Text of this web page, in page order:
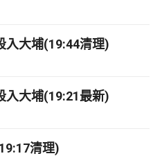
入大埔(19:44清理)
入大埔(19:21最新)
清理)